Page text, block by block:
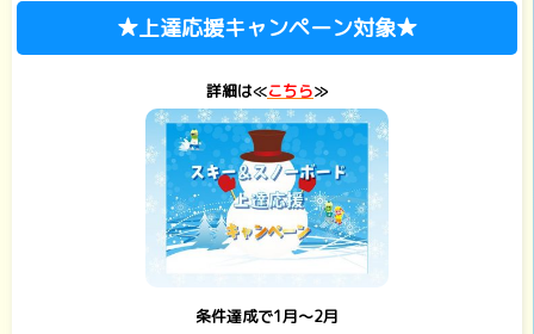
★上達応援キャンペーン対象★
詳細は≪こちら≫
条件達成で1月～2月